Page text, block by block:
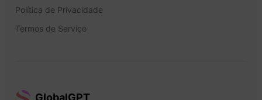
Política de Privacidade
Termos de Serviço
GlobalGPT